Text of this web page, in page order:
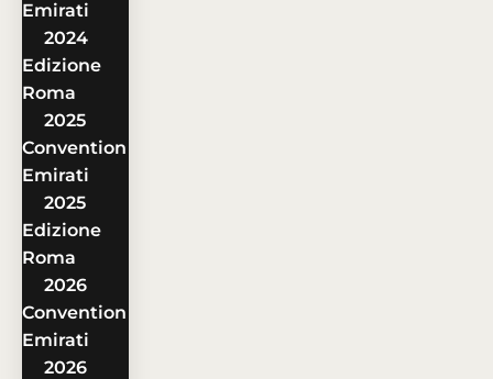
Emirati
2024
Edizione
Roma
2025
Convention
Emirati
2025
Edizione
Roma
2026
Convention
Emirati
2026